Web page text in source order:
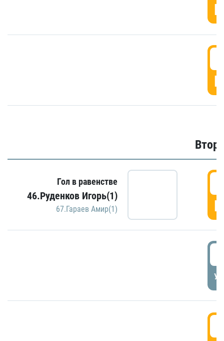
Гол в равенстве
46.Руденков Игорь(1)
67.Гараев Амир(1)